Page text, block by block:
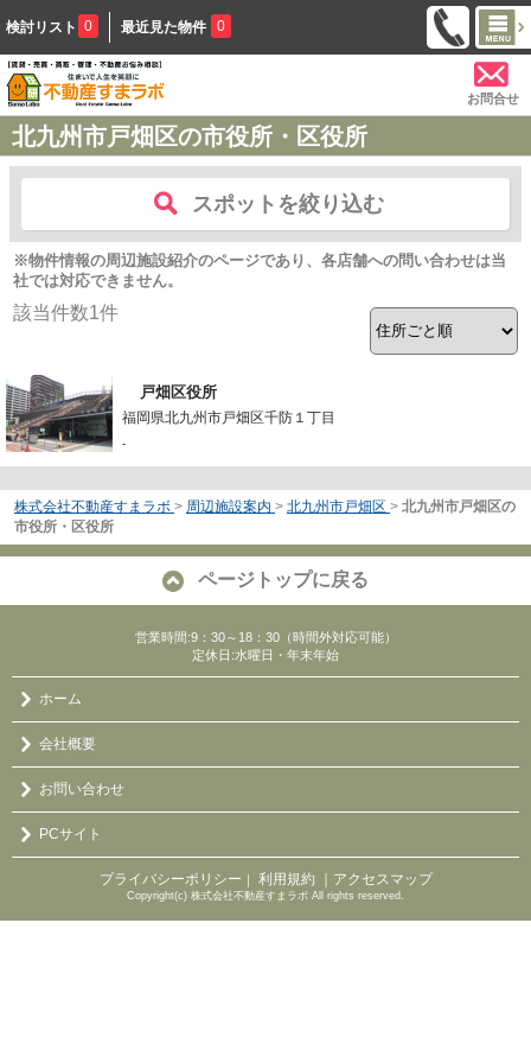
検討リスト 0 最近見た物件 0
お問合せ
北九州市戸畑区の市役所・区役所
スポットを絞り込む
※物件情報の周辺施設紹介のページであり、各店舗への問い合わせは当
社では対応できません。
該当件数1件
戸畑区役所
福岡県北九州市戸畑区千防１丁目
-
株式会社不動産すまラボ > 周辺施設案内 > 北九州市戸畑区 > 北九州市戸畑区の
市役所・区役所
ページトップに戻る
営業時間:9：30～18：30（時間外対応可能）
定休日:水曜日・年末年始
ホーム
会社概要
お問い合わせ
PCサイト
プライバシーポリシー ｜ 利用規約 ｜アクセスマップ
Copyright(c) 株式会社不動産すまラボ All rights reserved.